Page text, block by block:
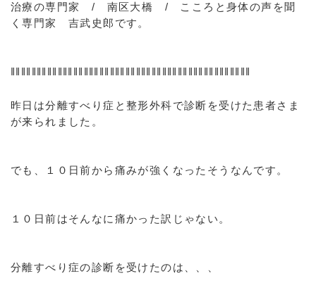
治療の専門家 / 南区大橋 / こころと身体の声を聞
く専門家 吉武史郎です。
‖‖‖‖‖‖‖‖‖‖‖‖‖‖‖‖‖‖‖‖‖‖‖‖‖‖‖‖‖‖‖‖‖‖‖‖‖‖‖‖‖‖‖‖‖‖
昨日は分離すべり症と整形外科で診断を受けた患者さま
が来られました。
でも、１０日前から痛みが強くなったそうなんです。
１０日前はそんなに痛かった訳じゃない。
分離すべり症の診断を受けたのは、、、